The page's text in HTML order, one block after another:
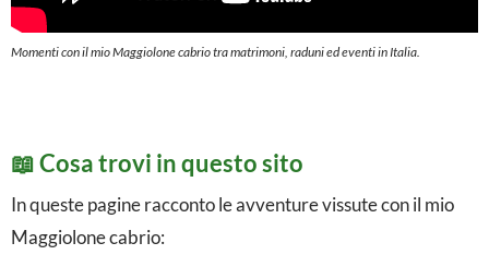
d
e
n
t
i
Momenti con il mio Maggiolone cabrio tra matrimoni, raduni ed eventi in Italia.
📖 Cosa trovi in questo sito
In queste pagine racconto le avventure vissute con il mio
Maggiolone cabrio: